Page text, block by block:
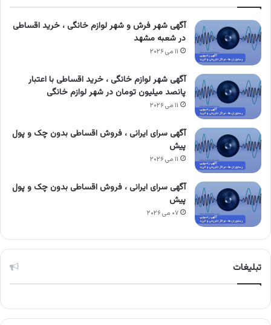
آگهی شهر فرش و شهر لوازم خانگی ، خرید اقساطی
در شعبه مشهد
۱۱ می ۲۰۲۶
آگهی شهر لوازم خانگی ، خرید اقساطی با اعتبار
پانصد میلیون تومان در شهر لوازم خانگی
۱۱ می ۲۰۲۶
آگهی سرای ایرانی ، فروش اقساطی بدون چک و پول
پیش
۱۱ می ۲۰۲۶
آگهی سرای ایرانی ، فروش اقساطی بدون چک و پول
پیش
۰۷ می ۲۰۲۶
تبلیغات